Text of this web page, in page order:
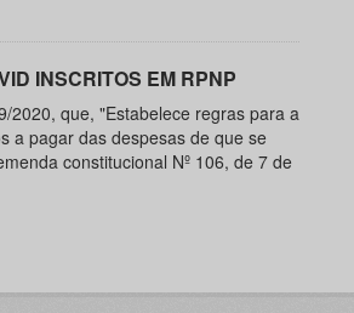
INSCRITOS EM RPNP
2020, que, "Estabelece regras para a
a pagar das despesas de que se
constitucional Nº 106, de 7 de